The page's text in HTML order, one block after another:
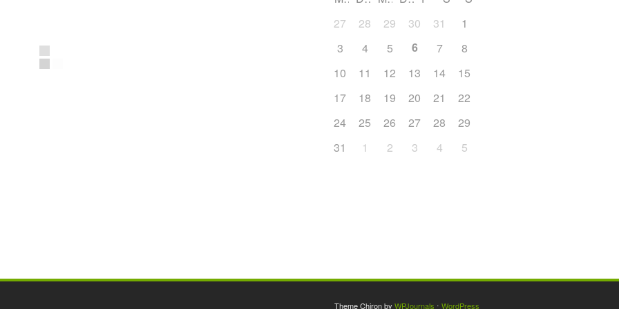
27
28 29 30 31 1
3
4 5 6 7 8
10
11 12 13 14 15
17
18 19 20 21 22
24
25 26 27 28 29
31
1 2 3 4 5
Theme Chiron by WPJournals ⋅ WordPress